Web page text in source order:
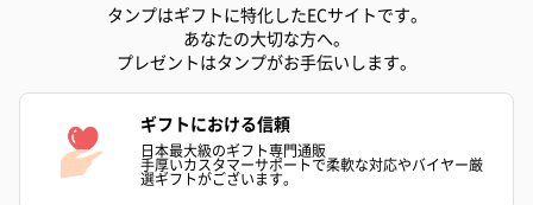
タンプはギフトに特化したECサイトです。
あなたの大切な方へ。
プレゼントはタンプがお手伝いします。
ギフトにおける信頼
日本最大級のギフト専門通販
手厚いカスタマーサポートで柔軟な対応やバイヤー厳
選ギフトがございます。